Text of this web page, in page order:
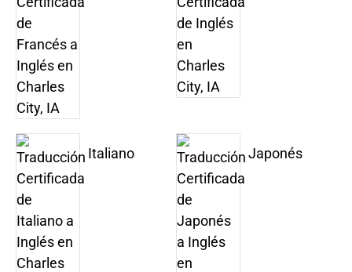
Italiano Japonés